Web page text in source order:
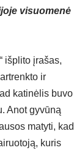
visuomenė
išplito įrašas,
ir
katinėlis buvo
Anot gyvūną
matyti, kad
kuris